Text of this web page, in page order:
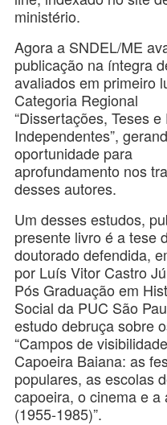
ministério.
Agora a SNDEL/ME
publicação na íntegra
avaliados em primeiro
Categoria Regional
“Dissertações, Teses
Independentes”,
oportunidade para
aprofundamento nos
desses autores.
Um desses estudos,
presente livro é a tese
doutorado defendida,
por Luís Vitor Castro
Pós Graduação em
Social da PUC São
estudo debruça sobre
“Campos de
Capoeira Baiana: as
populares, as escolas
capoeira, o cinema e a
(1955-1985)”.